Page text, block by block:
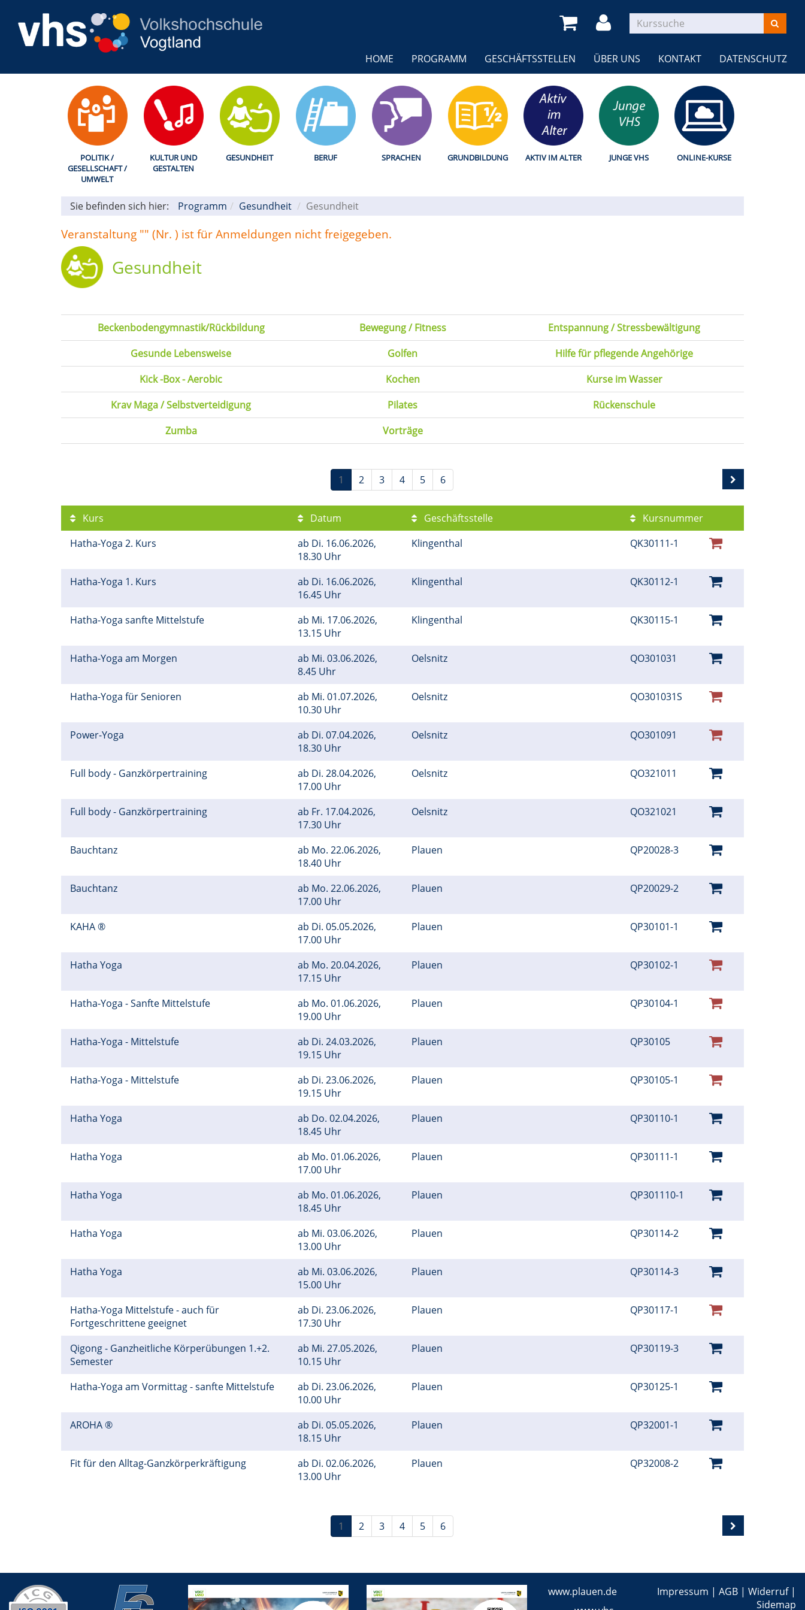
HOME PROGRAMM GESCHÄFTSSTELLEN ÜBER UNS KONTAKT DATENSCHUTZ
POLITIK /
GESELLSCHAFT /
UMWELT
KULTUR UND
GESTALTEN
GESUNDHEIT BERUF SPRACHEN GRUNDBILDUNG AKTIV IM ALTER JUNGE VHS ONLINE-KURSE
Sie befinden sich hier: Programm Gesundheit Gesundheit
Veranstaltung "" (Nr. ) ist für Anmeldungen nicht freigegeben.
Gesundheit
Beckenbodengymnastik/Rückbildung Bewegung / Fitness
Entspannung / Stressbewältigung
Gesunde Lebensweise
Golfen
Hilfe für pflegende Angehörige
Kick -Box - Aerobic
Kochen
Kurse im Wasser
Krav Maga / Selbstverteidigung
Pilates
Rückenschule
Zumba
Vorträge
1 2 3 4 5 6
Kurs Datum Geschäftsstelle
Kursnummer
Hatha-Yoga 2. Kurs
ab Di. 16.06.2026,
18.30 Uhr
Klingenthal QK30111-1
Hatha-Yoga 1. Kurs ab Di. 16.06.2026,
16.45 Uhr
Klingenthal QK30112-1
Hatha-Yoga sanfte Mittelstufe ab Mi. 17.06.2026,
13.15 Uhr
Klingenthal QK30115-1
Hatha-Yoga am Morgen ab Mi. 03.06.2026,
8.45 Uhr
Oelsnitz QO301031
Hatha-Yoga für Senioren ab Mi. 01.07.2026,
10.30 Uhr
Oelsnitz QO301031S
Power-Yoga ab Di. 07.04.2026,
18.30 Uhr
Oelsnitz QO301091
Full body - Ganzkörpertraining ab Di. 28.04.2026,
17.00 Uhr
Oelsnitz QO321011
Full body - Ganzkörpertraining ab Fr. 17.04.2026,
17.30 Uhr
Oelsnitz QO321021
Bauchtanz ab Mo. 22.06.2026,
18.40 Uhr
Plauen QP20028-3
Bauchtanz ab Mo. 22.06.2026,
17.00 Uhr
Plauen QP20029-2
KAHA ® ab Di. 05.05.2026,
17.00 Uhr
Plauen QP30101-1
Hatha Yoga ab Mo. 20.04.2026,
17.15 Uhr
Plauen QP30102-1
Hatha-Yoga - Sanfte Mittelstufe ab Mo. 01.06.2026,
19.00 Uhr
Plauen QP30104-1
Hatha-Yoga - Mittelstufe ab Di. 24.03.2026,
19.15 Uhr
Plauen QP30105
Hatha-Yoga - Mittelstufe ab Di. 23.06.2026,
19.15 Uhr
Plauen QP30105-1
Hatha Yoga ab Do. 02.04.2026,
18.45 Uhr
Plauen QP30110-1
Hatha Yoga ab Mo. 01.06.2026,
17.00 Uhr
Plauen QP30111-1
Hatha Yoga ab Mo. 01.06.2026,
18.45 Uhr
Plauen QP301110-1
Hatha Yoga ab Mi. 03.06.2026,
13.00 Uhr
Plauen QP30114-2
Hatha Yoga ab Mi. 03.06.2026,
15.00 Uhr
Plauen QP30114-3
Hatha-Yoga Mittelstufe - auch für
Fortgeschrittene geeignet
ab Di. 23.06.2026,
17.30 Uhr
Plauen QP30117-1
Qigong - Ganzheitliche Körperübungen 1.+2.
Semester
ab Mi. 27.05.2026,
10.15 Uhr
Plauen QP30119-3
Hatha-Yoga am Vormittag - sanfte Mittelstufe ab Di. 23.06.2026,
10.00 Uhr
Plauen QP30125-1
AROHA ® ab Di. 05.05.2026,
18.15 Uhr
Plauen QP32001-1
Fit für den Alltag-Ganzkörperkräftigung ab Di. 02.06.2026,
13.00 Uhr
Plauen QP32008-2
1 2 3 4 5 6
www.plauen.de
Impressum | AGB| Widerruf|
Sidemap